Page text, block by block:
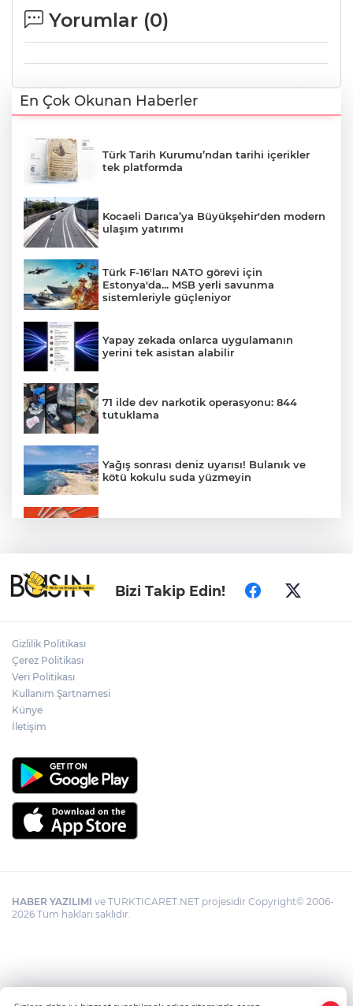
Yorumlar (0)
En Çok Okunan Haberler
Türk Tarih Kurumu’ndan tarihi içerikler
tek platformda
Kocaeli Darıca’ya Büyükşehir'den modern
ulaşım yatırımı
Türk F-16'ları NATO görevi için
Estonya'da... MSB yerli savunma
sistemleriyle güçleniyor
Yapay zekada onlarca uygulamanın
yerini tek asistan alabilir
71 ilde dev narkotik operasyonu: 844
tutuklama
Yağış sonrası deniz uyarısı! Bulanık ve
kötü kokulu suda yüzmeyin
Türkiye ile Vietnam arasında 'hava'da
yeni dönem... Sefer kapasitesi artırıldı
Bizi Takip Edin!
Gizlilik Politikası
Çerez Politikası
Veri Politikası
Kullanım Şartnamesi
Künye
İletişim
HABER YAZILIMI ve TURKTICARET.NET projesidir Copyright© 2006-
2026 Tüm hakları saklıdır.